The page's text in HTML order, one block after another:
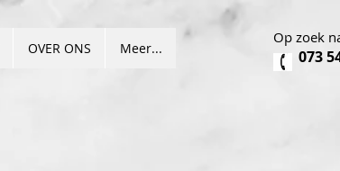
OVER ONS Meer...
Op zoek
073